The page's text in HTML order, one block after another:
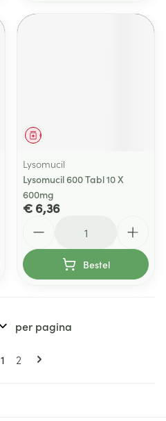
Geneesmiddel
Lysomucil
Lysomucil 600 Tabl 10 X
600mg
€ 6,36
Bestel
Pagina's
U lees momenteel pagina
1 Pagina
2
per pagina